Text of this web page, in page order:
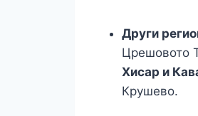
Други
Црешовото
Хисар и
Крушево.